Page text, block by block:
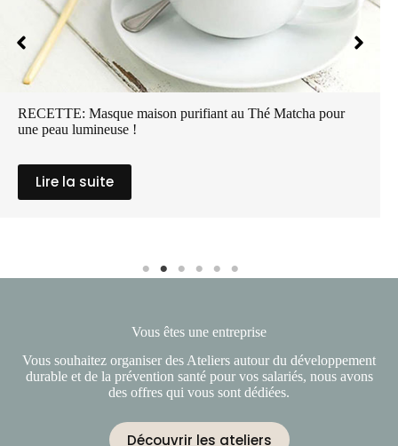
RECETTE: Masque maison purifiant au Thé Matcha pour
une peau lumineuse !
Lire la suite
Vous êtes une entreprise
Vous souhaitez organiser des Ateliers autour du développement
durable et de la prévention santé pour vos salariés, nous avons
des offres qui vous sont dédiées.
Découvrir les ateliers